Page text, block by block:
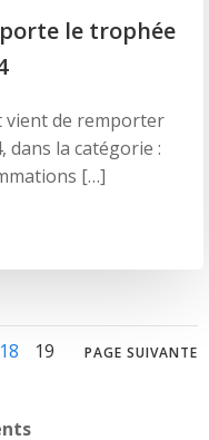
le trophée
vient de remporter
dans la catégorie :
[…]
Page
18 Page
19
Page
Posts
PAGE SUIVANTE